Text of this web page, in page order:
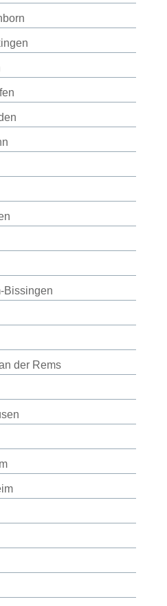
Bissingen
der Rems